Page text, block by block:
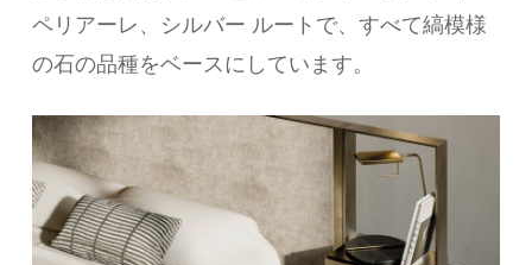
ペリアーレ、シルバー ルートで、すべて縞模様
の石の品種をベースにしています。